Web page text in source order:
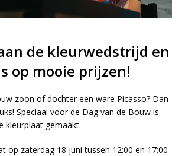
de kleurwedstrijd en
op mooie prijzen!
zoon of dochter een ware Picasso? Dan
Speciaal voor de Dag van de Bouw is
kleurplaat gemaakt.
op zaterdag 18 juni tussen 12:00 en 17:00